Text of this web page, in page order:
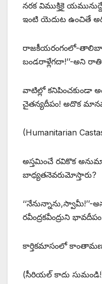
నరక విముక్తికై
ఇంటి యెదుట ఉంచితే
రాజకీయరంగంలో-
బండరాళ్లేగదా!’’-అని
వాటిల్లో కనిపించకుండా
చైతన్యదీపం! అదొక
(Humanitarian
అస్తమించే రవికొక
బాధ్యతనెవరుమోస్తారు?
‘‘నేనున్నాను,స్వామీ!’’-
రవీంద్రకవీంద్రుని
కార్తికమాసంలో
(సీరియల్‌ ‌కాదు